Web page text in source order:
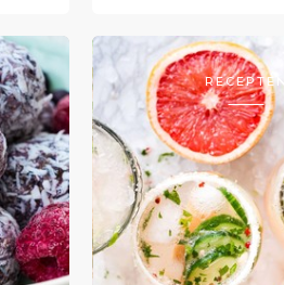
RECEPTEN